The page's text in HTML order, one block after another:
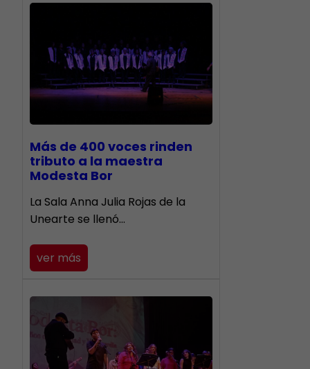
Más de 400 voces rinden
tributo a la maestra
Modesta Bor
​La Sala Anna Julia Rojas de la
Unearte se llenó…
ver más